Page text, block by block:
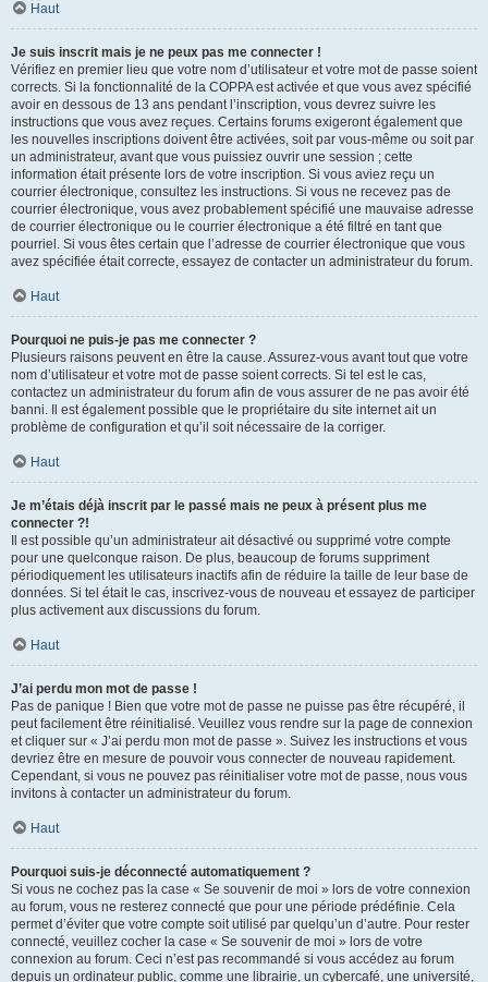
Haut
Je suis inscrit mais je ne peux pas me connecter !
Vérifiez en premier lieu que votre nom d’utilisateur et votre mot de passe soient
corrects. Si la fonctionnalité de la COPPA est activée et que vous avez spécifié
avoir en dessous de 13 ans pendant l’inscription, vous devrez suivre les
instructions que vous avez reçues. Certains forums exigeront également que
les nouvelles inscriptions doivent être activées, soit par vous-même ou soit par
un administrateur, avant que vous puissiez ouvrir une session ; cette
information était présente lors de votre inscription. Si vous aviez reçu un
courrier électronique, consultez les instructions. Si vous ne recevez pas de
courrier électronique, vous avez probablement spécifié une mauvaise adresse
de courrier électronique ou le courrier électronique a été filtré en tant que
pourriel. Si vous êtes certain que l’adresse de courrier électronique que vous
avez spécifiée était correcte, essayez de contacter un administrateur du forum.
Haut
Pourquoi ne puis-je pas me connecter ?
Plusieurs raisons peuvent en être la cause. Assurez-vous avant tout que votre
nom d’utilisateur et votre mot de passe soient corrects. Si tel est le cas,
contactez un administrateur du forum afin de vous assurer de ne pas avoir été
banni. Il est également possible que le propriétaire du site internet ait un
problème de configuration et qu’il soit nécessaire de la corriger.
Haut
Je m’étais déjà inscrit par le passé mais ne peux à présent plus me
connecter ?!
Il est possible qu’un administrateur ait désactivé ou supprimé votre compte
pour une quelconque raison. De plus, beaucoup de forums suppriment
périodiquement les utilisateurs inactifs afin de réduire la taille de leur base de
données. Si tel était le cas, inscrivez-vous de nouveau et essayez de participer
plus activement aux discussions du forum.
Haut
J’ai perdu mon mot de passe !
Pas de panique ! Bien que votre mot de passe ne puisse pas être récupéré, il
peut facilement être réinitialisé. Veuillez vous rendre sur la page de connexion
et cliquer sur « J’ai perdu mon mot de passe ». Suivez les instructions et vous
devriez être en mesure de pouvoir vous connecter de nouveau rapidement.
Cependant, si vous ne pouvez pas réinitialiser votre mot de passe, nous vous
invitons à contacter un administrateur du forum.
Haut
Pourquoi suis-je déconnecté automatiquement ?
Si vous ne cochez pas la case « Se souvenir de moi » lors de votre connexion
au forum, vous ne resterez connecté que pour une période prédéfinie. Cela
permet d’éviter que votre compte soit utilisé par quelqu’un d’autre. Pour rester
connecté, veuillez cocher la case « Se souvenir de moi » lors de votre
connexion au forum. Ceci n’est pas recommandé si vous accédez au forum
depuis un ordinateur public, comme une librairie, un cybercafé, une université,